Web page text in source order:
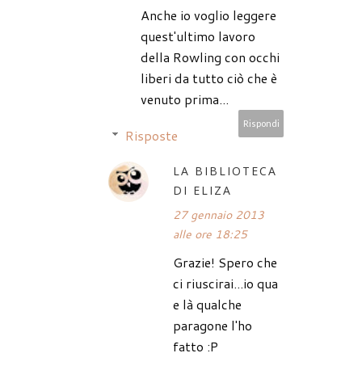
Anche io voglio leggere
quest'ultimo lavoro
della Rowling con occhi
liberi da tutto ciò che è
venuto prima...
Rispondi
Risposte
LA BIBLIOTECA
DI ELIZA
27 gennaio 2013
alle ore 18:25
Grazie! Spero che
ci riuscirai...io qua
e là qualche
paragone l'ho
fatto :P